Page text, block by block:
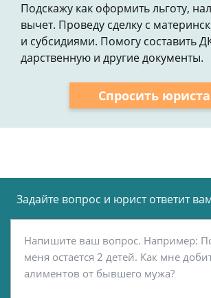
Подскажу как оформить льготу,
вычет. Проведу сделку с
и субсидиями. Помогу составить
дарственную и другие документы.
Спросить юриста
Задайте вопрос и юрист ответит